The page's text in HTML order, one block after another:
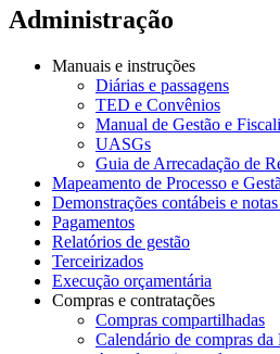
Administração
Manuais e instruções
Diárias e passagens
TED e Convênios
Manual de Gestão e
UASGs
Guia de Arrecadação de
Mapeamento de Processo e
Demonstrações contábeis e
Pagamentos
Relatórios de gestão
Terceirizados
Execução orçamentária
Compras e contratações
Compras compartilhadas
Calendário de compras da